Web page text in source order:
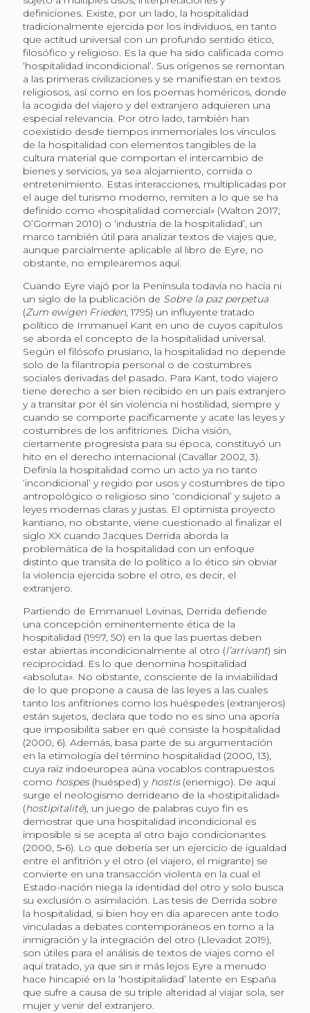
definiciones. Existe, por un lado, la hospitalidad
tradicionalmente ejercida por los individuos, en tanto
que actitud universal con un profundo sentido ético,
filosófico y religioso. Es la que ha sido calificada como
‘hospitalidad incondicional’. Sus orígenes se remontan
a las primeras civilizaciones y se manifiestan en textos
religiosos, así como en los poemas homéricos, donde
la acogida del viajero y del extranjero adquieren una
especial relevancia. Por otro lado, también han
coexistido desde tiempos inmemoriales los vínculos
de la hospitalidad con elementos tangibles de la
cultura material que comportan el intercambio de
bienes y servicios, ya sea alojamiento, comida o
entretenimiento. Estas interacciones, multiplicadas por
el auge del turismo moderno, remiten a lo que se ha
definido como «hospitalidad comercial» (Walton 2017;
O’Gorman 2010) o ‘industria de la hospitalidad’, un
marco también útil para analizar textos de viajes que,
aunque parcialmente aplicable al libro de Eyre, no
obstante, no emplearemos aquí.
Cuando Eyre viajó por la Península todavía no hacía ni
un siglo de la publicación de Sobre la paz perpetua
(Zum ewigen Frieden, 1795) un influyente tratado
político de Immanuel Kant en uno de cuyos capítulos
se aborda el concepto de la hospitalidad universal.
Según el filósofo prusiano, la hospitalidad no depende
solo de la filantropía personal o de costumbres
sociales derivadas del pasado. Para Kant, todo viajero
tiene derecho a ser bien recibido en un país extranjero
y a transitar por él sin violencia ni hostilidad, siempre y
cuando se comporte pacíficamente y acate las leyes y
costumbres de los anfitriones. Dicha visión,
ciertamente progresista para su época, constituyó un
hito en el derecho internacional (Cavallar 2002, 3).
Definía la hospitalidad como un acto ya no tanto
‘incondicional’ y regido por usos y costumbres de tipo
antropológico o religioso sino ‘condicional’ y sujeto a
leyes modernas claras y justas. El optimista proyecto
kantiano, no obstante, viene cuestionado al finalizar el
siglo XX cuando Jacques Derrida aborda la
problemática de la hospitalidad con un enfoque
distinto que transita de lo político a lo ético sin obviar
la violencia ejercida sobre el otro, es decir, el
extranjero.
Partiendo de Emmanuel Levinas, Derrida defiende
una concepción eminentemente ética de la
hospitalidad (1997, 50) en la que las puertas deben
estar abiertas incondicionalmente al otro (l’arrivant) sin
reciprocidad. Es lo que denomina hospitalidad
«absoluta». No obstante, consciente de la inviabilidad
de lo que propone a causa de las leyes a las cuales
tanto los anfitriones como los huéspedes (extranjeros)
están sujetos, declara que todo no es sino una aporía
que imposibilita saber en qué consiste la hospitalidad
(2000, 6). Además, basa parte de su argumentación
en la etimología del término hospitalidad (2000, 13),
cuya raíz indoeuropea aúna vocablos contrapuestos
como hospes (huésped) y hostis (enemigo). De aquí
surge el neologismo derrideano de la «hostipitalidad»
(hostipitalité), un juego de palabras cuyo fin es
demostrar que una hospitalidad incondicional es
imposible si se acepta al otro bajo condicionantes
(2000, 5‑6). Lo que debería ser un ejercicio de igualdad
entre el anfitrión y el otro (el viajero, el migrante) se
convierte en una transacción violenta en la cual el
Estado-nación niega la identidad del otro y solo busca
su exclusión o asimilación. Las tesis de Derrida sobre
la hospitalidad, si bien hoy en día aparecen ante todo
vinculadas a debates contemporáneos en torno a la
inmigración y la integración del otro (Llevadot 2019),
son útiles para el análisis de textos de viajes como el
aquí tratado, ya que sin ir más lejos Eyre a menudo
hace hincapié en la ‘hostipitalidad’ latente en España
que sufre a causa de su triple alteridad al viajar sola, ser
mujer y venir del extranjero.